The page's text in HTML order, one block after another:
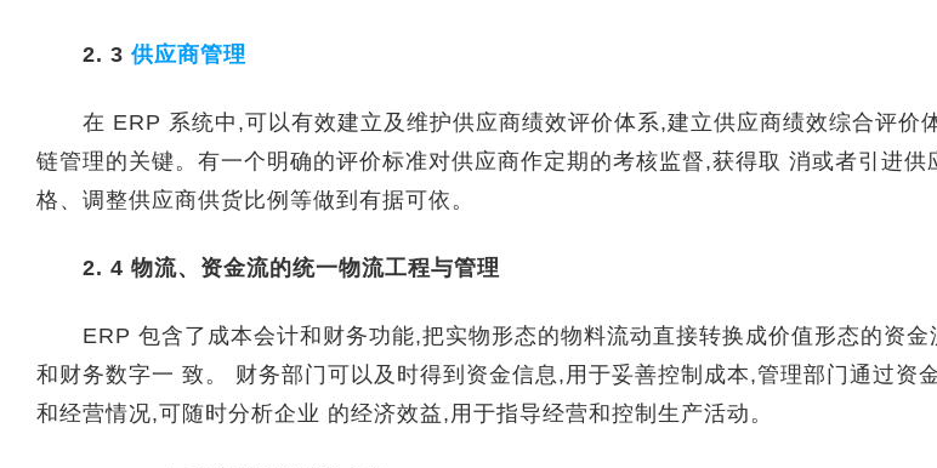
2. 3 供应商管理
在 ERP 系统中,可以有效建立及维护供应商绩效评价体系,建立供应商绩效综合评价
链管理的关键。有一个明确的评价标准对供应商作定期的考核监督,获得取 消或者引进供
格、调整供应商供货比例等做到有据可依。
2. 4 物流、资金流的统一物流工程与管理
ERP 包含了成本会计和财务功能,把实物形态的物料流动直接转换成价值形态的资金
和财务数字一 致。 财务部门可以及时得到资金信息,用于妥善控制成本,管理部门通过资
和经营情况,可随时分析企业 的经济效益,用于指导经营和控制生产活动。